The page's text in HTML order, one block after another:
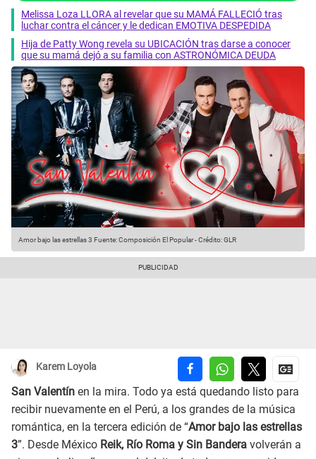
Melissa Loza LLORA al revelar que su MAMÁ FALLECIÓ tras
luchar contra el cáncer y le dedican EMOTIVA DESPEDIDA
Hija de Patty Wong revela su UBICACIÓN tras darse a conocer
que su mamá dejó a su familia con ASTRONÓMICA DEUDA
Amor bajo las estrellas 3 Fuente: Composición El Popular-Crédito: GLR
Karem Loyola
San Valentín en la mira. Todo ya está quedando listo para
recibir nuevamente en el Perú, a los grandes de la música
romántica, en la tercera edición de “Amor bajo las estrellas
3”. Desde México Reik, Río Roma y Sin Bandera volverán a